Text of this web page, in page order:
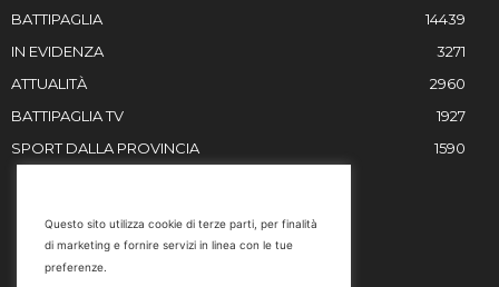
BATTIPAGLIA
14439
IN EVIDENZA
3271
ATTUALITÀ
2960
BATTIPAGLIA TV
1927
SPORT DALLA PROVINCIA
1590
Email
Questo sito utilizza cookie di terze parti, per finalità
di marketing e fornire servizi in linea con le tue
preferenze.